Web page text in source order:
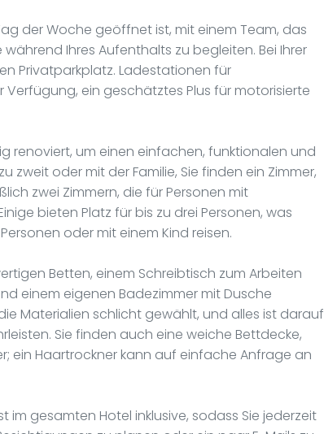
der Woche geöffnet ist, mit einem Team, das
Ihres Aufenthalts zu begleiten. Bei Ihrer
Privatparkplatz. Ladestationen für
ein geschätztes Plus für motorisierte
renoviert, um einen einfachen, funktionalen und
zweit oder mit der Familie, Sie finden ein Zimmer,
zwei Zimmern, die für Personen mit
bieten Platz für bis zu drei Personen, was
oder mit einem Kind reisen.
Betten, einem Schreibtisch zum Arbeiten
einem eigenen Badezimmer mit Dusche
Materialien schlicht gewählt, und alles ist darauf
Sie finden auch eine weiche Bettdecke,
ein Haartrockner kann auf einfache Anfrage an
im gesamten Hotel inklusive, sodass Sie jederzeit